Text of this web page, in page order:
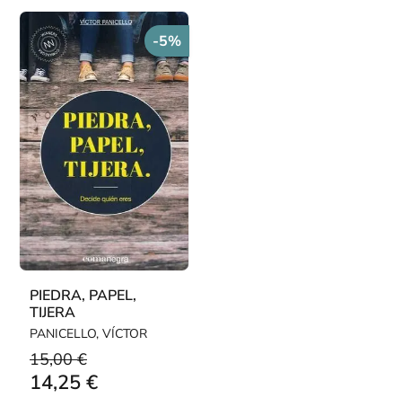
-5%
PIEDRA, PAPEL,
TIJERA
PANICELLO, VÍCTOR
15,00 €
14,25 €